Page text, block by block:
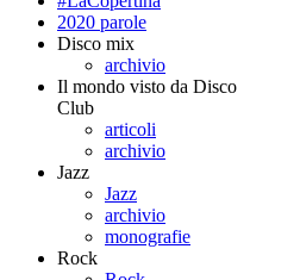
2020 parole
Disco mix
archivio
Il mondo visto da Disco
Club
articoli
archivio
Jazz
Jazz
archivio
monografie
Rock